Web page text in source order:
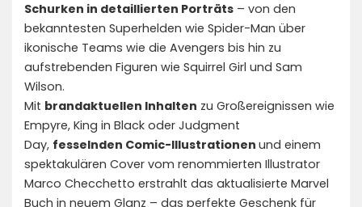
Schurken in detaillierten Porträts – von den
bekanntesten Superhelden wie Spider-Man über
ikonische Teams wie die Avengers bis hin zu
aufstrebenden Figuren wie Squirrel Girl und Sam
Wilson.
Mit brandaktuellen Inhalten zu Großereignissen wie
Empyre, King in Black oder Judgment
Day, fesselnden Comic-Illustrationen und einem
spektakulären Cover vom renommierten Illustrator
Marco Checchetto erstrahlt das aktualisierte Marvel
Buch in neuem Glanz – das perfekte Geschenk für